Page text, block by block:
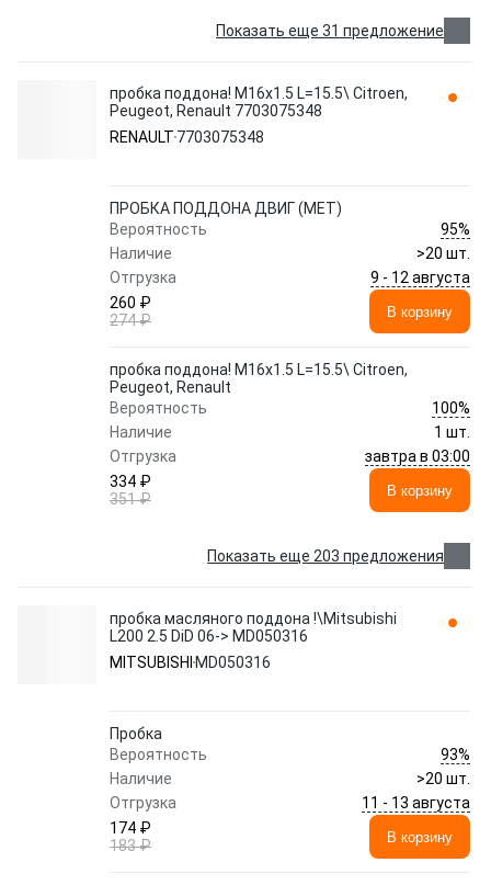
Показать еще 31 предложение
пробка поддона! M16х1.5 L=15.5\ Citroen,
Peugeot, Renault 7703075348
RENAULT 7703075348
ПРОБКА ПОДДОНА ДВИГ (МЕТ)
Вероятность
95%
Наличие
>20 шт.
Отгрузка
9 - 12 августа
260 ₽
274 ₽
В корзину
пробка поддона! M16х1.5 L=15.5\ Citroen,
Peugeot, Renault
Вероятность
100%
Наличие
1 шт.
Отгрузка
завтра в 03:00
334 ₽
351 ₽
В корзину
Показать еще 203 предложения
пробка масляного поддона !\Mitsubishi
L200 2.5 DiD 06-> MD050316
MITSUBISHI MD050316
Пробка
Вероятность
93%
Наличие
>20 шт.
Отгрузка
11 - 13 августа
174 ₽
183 ₽
В корзину